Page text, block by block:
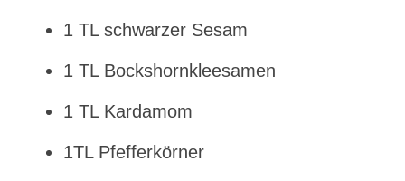
1 TL schwarzer Sesam
1 TL Bockshornkleesamen
1 TL Kardamom
1TL Pfefferkörner